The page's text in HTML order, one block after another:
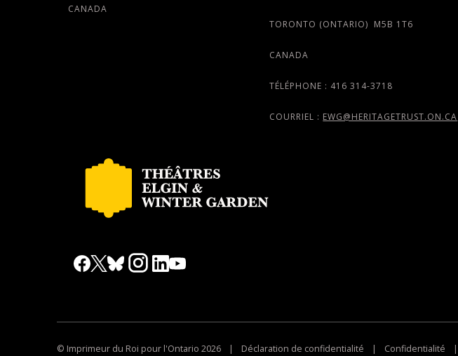
CANADA
TORONTO (ONTARIO) M5B 1T6
CANADA
TÉLÉPHONE : 416 314-3718
COURRIEL : EWG@HERITAGETRUST.ON.CA
© Imprimeur du Roi pour l'Ontario 2026 | Déclaration de confidentialité | Confidentialité |